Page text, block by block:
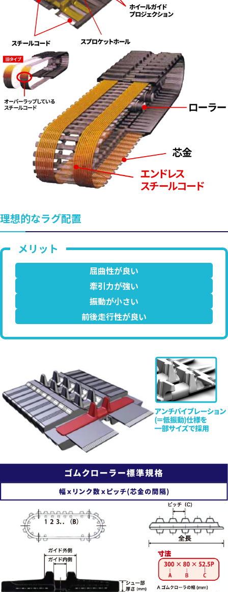
理想的なラグ配置
屈曲性が良い
牽引力が強い
振動が小さい
前後走行性が良い